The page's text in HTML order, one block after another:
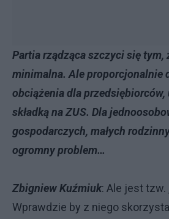
Partia rządząca szczyci się tym,
minimalna. Ale proporcjonalnie
obciążenia dla
składką na ZUS. Dla
gospodarczych, małych
ogromny problem…
Zbigniew Kuźmiuk: Ale jest tzw.
Wprawdzie by z niego